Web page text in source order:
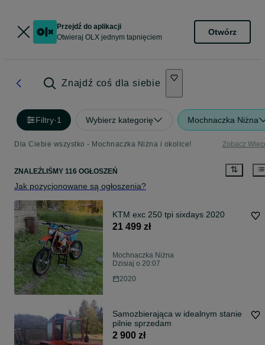
Przejdź do aplikacji
Otwieraj OLX jednym tapnięciem
Otwórz
Znajdź coś dla siebie
Filtry·1 Wybierz kategorię Mochnaczka Niżna
Dla Ciebie wszystko - Mochnaczka Niżna i okolice! Zobacz
ZNALEŹLIŚMY 116 OGŁOSZEŃ
Jak pozycjonowane są ogłoszenia?
KTM exc 250 tpi sixdays 2020
21 499 zł
Mochnaczka Niżna
Dzisiaj o 20:07
2020
Samozbierająca w idealnym stanie
pilnie sprzedam
2 900 zł